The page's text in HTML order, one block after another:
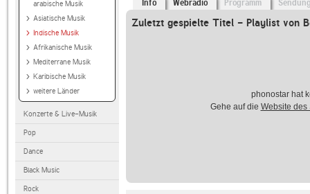
arabische Musik
Asiatische Musik
Indische Musik
Afrikanische Musik
Mediterrane Musik
Karibische Musik
weitere Länder
Konzerte & Live-Musik
Pop
Dance
Black Music
Rock
Info Webradio Programm
Zuletzt gespielte Titel - Playlist von
phonostar hat
Gehe auf die Website des